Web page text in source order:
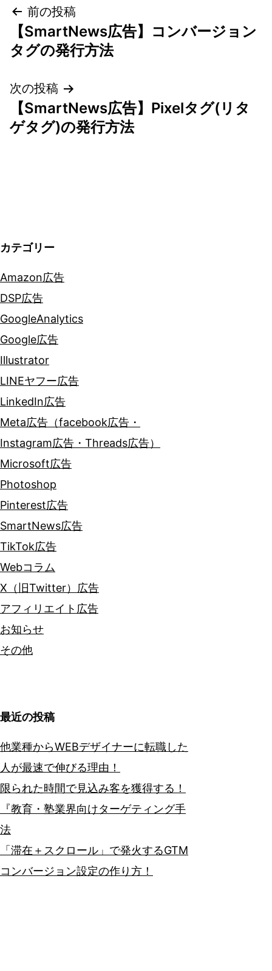
投
稿
ビ
ゲ
ン
前の投稿
【SmartNews広告】コンバージョン
タグの発行方法
次の投稿
【SmartNews広告】Pixelタグ(リタ
ゲタグ)の発行方法
カテゴリー
Amazon広告
DSP広告
GoogleAnalytics
Google広告
Illustrator
LINEヤフー広告
LinkedIn広告
Meta広告（facebook広告・
Instagram広告・Threads広告）
Microsoft広告
Photoshop
Pinterest広告
SmartNews広告
TikTok広告
Webコラム
X（旧Twitter）広告
アフィリエイト広告
お知らせ
その他
最近の投稿
他業種からWEBデザイナーに転職した
人が最速で伸びる理由！
限られた時間で見込み客を獲得する！
『教育・塾業界向けターゲティング手
法
「滞在＋スクロール」で発火するGTM
コンバージョン設定の作り方！